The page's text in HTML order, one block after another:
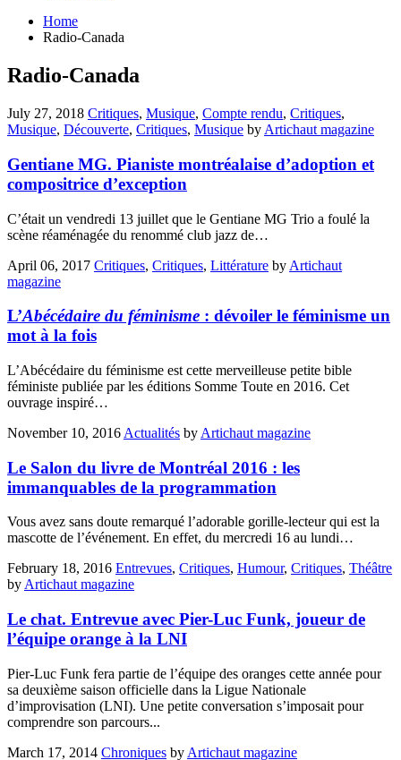
Home
Radio-Canada
Radio-Canada
July 27, 2018 Critiques, Musique, Compte rendu, Critiques,
Musique, Découverte, Critiques, Musique by Artichaut magazine
Gentiane MG. Pianiste montréalaise d’adoption et
compositrice d’exception
C’était un vendredi 13 juillet que le Gentiane MG Trio a foulé la
scène réaménagée du renommé club jazz de…
April 06, 2017 Critiques, Critiques, Littérature by Artichaut
magazine
L’Abécédaire du féminisme : dévoiler le féminisme un
mot à la fois
L’Abécédaire du féminisme est cette merveilleuse petite bible
féministe publiée par les éditions Somme Toute en 2016. Cet
ouvrage inspiré…
November 10, 2016 Actualités by Artichaut magazine
Le Salon du livre de Montréal 2016 : les
immanquables de la programmation
Vous avez sans doute remarqué l’adorable gorille-lecteur qui est la
mascotte de l’événement. En effet, du mercredi 16 au lundi…
February 18, 2016 Entrevues, Critiques, Humour, Critiques, Théâtre
by Artichaut magazine
Le chat. Entrevue avec Pier-Luc Funk, joueur de
l’équipe orange à la LNI
Pier-Luc Funk fera partie de l’équipe des oranges cette année pour
sa deuxième saison officielle dans la Ligue Nationale
d’improvisation (LNI). Une petite conversation s’imposait pour
comprendre son parcours...
March 17, 2014 Chroniques by Artichaut magazine